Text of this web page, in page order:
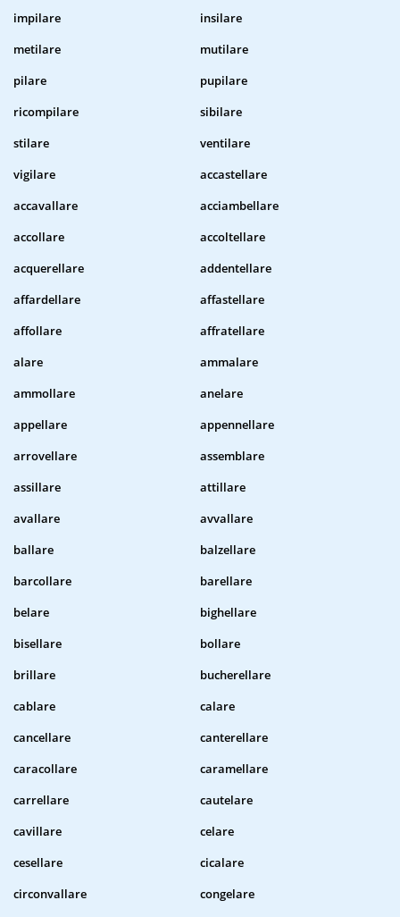
impilare
insilare
metilare
mutilare
pilare
pupilare
ricompilare
sibilare
stilare
ventilare
vigilare
accastellare
accavallare
acciambellare
accollare
accoltellare
acquerellare
addentellare
affardellare
affastellare
affollare
affratellare
alare
ammalare
ammollare
anelare
appellare
appennellare
arrovellare
assemblare
assillare
attillare
avallare
avvallare
ballare
balzellare
barcollare
barellare
belare
bighellare
bisellare
bollare
brillare
bucherellare
cablare
calare
cancellare
canterellare
caracollare
caramellare
carrellare
cautelare
cavillare
celare
cesellare
cicalare
circonvallare
congelare